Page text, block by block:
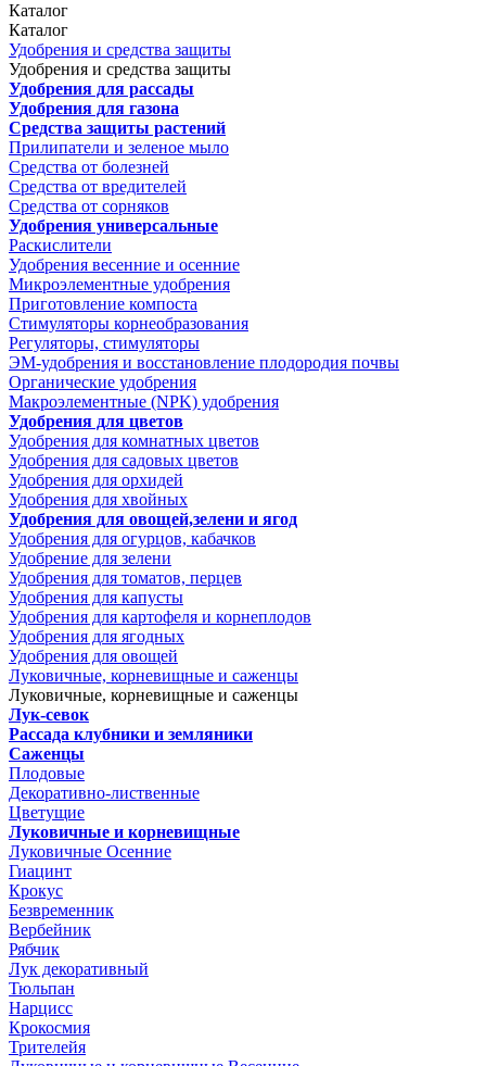
Каталог
Каталог
Удобрения и средства защиты
Удобрения и средства защиты
Удобрения для рассады
Удобрения для газона
Средства защиты растений
Прилипатели и зеленое мыло
Средства от болезней
Средства от вредителей
Средства от сорняков
Удобрения универсальные
Раскислители
Удобрения весенние и осенние
Микроэлементные удобрения
Приготовление компоста
Стимуляторы корнеобразования
Регуляторы, стимуляторы
ЭМ-удобрения и восстановление плодородия почвы
Органические удобрения
Макроэлементные (NPK) удобрения
Удобрения для цветов
Удобрения для комнатных цветов
Удобрения для садовых цветов
Удобрения для орхидей
Удобрения для хвойных
Удобрения для овощей,зелени и ягод
Удобрения для огурцов, кабачков
Удобрение для зелени
Удобрения для томатов, перцев
Удобрения для капусты
Удобрения для картофеля и корнеплодов
Удобрения для ягодных
Удобрения для овощей
Луковичные, корневищные и саженцы
Луковичные, корневищные и саженцы
Лук-севок
Рассада клубники и земляники
Саженцы
Плодовые
Декоративно-лиственные
Цветущие
Луковичные и корневищные
Луковичные Осенние
Гиацинт
Крокус
Безвременник
Вербейник
Рябчик
Лук декоративный
Тюльпан
Нарцисс
Крокосмия
Трителейя